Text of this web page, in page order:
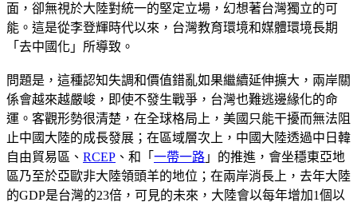
面，卻無視於大陸對統一的堅定立場，幻想著台灣獨立的可
能。這是從李登輝時代以來，台灣教育環境和媒體環境長期
「去中國化」所導致。
問題是，這種認知失調和價值錯亂如果繼續延伸擴大，兩岸關
係會越來越嚴峻，即使不發生戰爭，台灣也難逃邊緣化的命
運。客觀形勢很清楚，在全球格局上，美國只能干擾而無法阻
止中國大陸的成長發展；在區域層次上，中國大陸透過中日韓
自由貿易區、 RCEP 、和「 一帶一路 」的推進，會坐穩東亞地
區乃至於亞歐非大陸領頭羊的地位；在兩岸消長上，去年大陸
的GDP是台灣的23倍，可見的未來，大陸會以每年增加1個以